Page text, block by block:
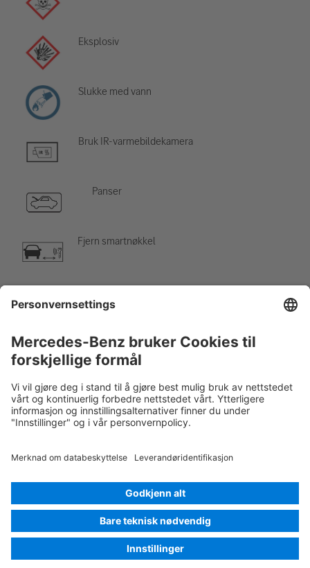
Eksplosiv
Slukke med vann
Bruk IR-varmebildekamera
Panser
Fjern smartnøkkel
Fare, lav temperatur
Rescue Card Personbil Versjon 07/2026 01.6 ID-Nr.: 167.164
Velg språk
© 2026Mercedes-Benz AG
Leverandørmerking
Innstilling av informasjonskapsel
Personvern